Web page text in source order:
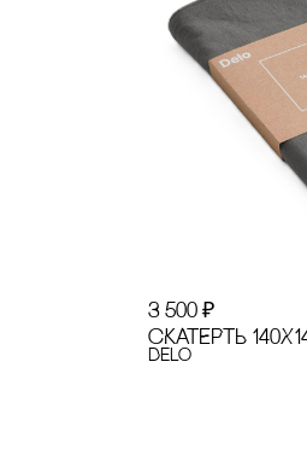
3 500 ₽
сКАТЕРТЬ
Delo